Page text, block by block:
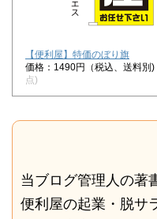
【便利屋】特価のぼり旗
価格：1490円（税込、送料別)
点)
当ブログ管理人の著
便利屋の起業・脱サ